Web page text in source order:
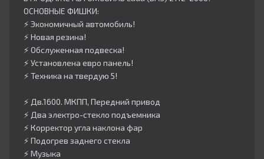
ОСНОВНЫЕ ФИШКИ:
⚡️ Экономичный автомобиль!
⚡️ Новая резина!
⚡️ Обслуженная подвеска!
⚡️ Установлена евро панель!
⚡️ Техника на твердую 5!
⚡️ Дв.1600. МКПП, Передний привод
⚡️ Два электро-стекло подъемника
⚡️ Корректор угла наклона фар
⚡️ Подогрев заднего стекла
⚡️ Музыка